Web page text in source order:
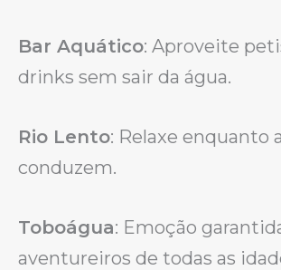
Bar Aquático: Aproveite
drinks sem sair da água.
Rio Lento: Relaxe enquanto
conduzem.
Toboágua: Emoção
aventureiros de todas as